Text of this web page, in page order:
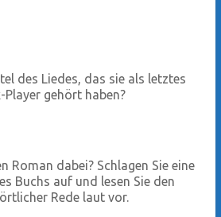
des Liedes, das sie als letztes
gehört haben?
Roman dabei? Schlagen Sie eine
Buchs auf und lesen Sie den
Rede laut vor.